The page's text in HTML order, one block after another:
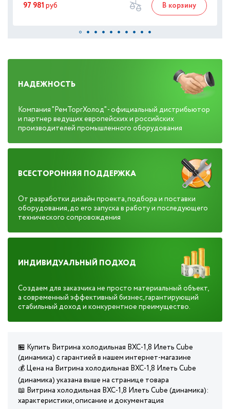
97 981 руб В корзину
НАДЕЖНОСТЬ
Компания "РемТоргХолод" - официальный дистрибьютор
и партнер ведущих европейских и российских
производителей промышленного оборудования
ВСЕСТОРОННЯЯ ПОДДЕРЖКА
От разработки дизайн проекта, подбора и поставки
оборудования, до его запуска в работу и последующего
технического сопровождения
ИНДИВИДУАЛЬНЫЙ ПОДХОД
Создаем для заказчика не просто материальный объект,
а современный эффективный бизнес, гарантирующий
стабильный доход и конкурентное преимущество.
🏪 Купить Витрина холодильная ВХС-1,8 Илеть Cube
(динамика) с гарантией в нашем интернет-магазине
💰 Цена на Витрина холодильная ВХС-1,8 Илеть Cube
(динамика) указана выше на странице товара
📖 Витрина холодильная ВХС-1,8 Илеть Cube (динамика):
характеристики, описание и документация